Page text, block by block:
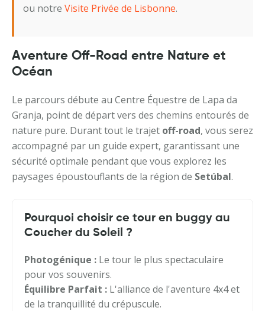
ou notre Visite Privée de Lisbonne.
Aventure Off-Road entre Nature et
Océan
Le parcours débute au Centre Équestre de Lapa da
Granja, point de départ vers des chemins entourés de
nature pure. Durant tout le trajet off-road, vous serez
accompagné par un guide expert, garantissant une
sécurité optimale pendant que vous explorez les
paysages époustouflants de la région de Setúbal.
Pourquoi choisir ce tour en buggy au
Coucher du Soleil ?
Photogénique : Le tour le plus spectaculaire
pour vos souvenirs.
Équilibre Parfait : L'alliance de l'aventure 4x4 et
de la tranquillité du crépuscule.